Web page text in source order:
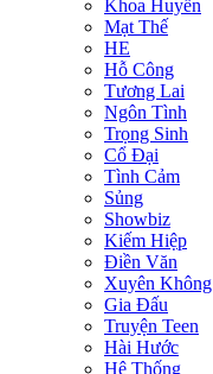
Khoa Huyễn
Mạt Thế
HE
Hỗ Công
Tương Lai
Ngôn Tình
Trọng Sinh
Cổ Đại
Tình Cảm
Sủng
Showbiz
Kiếm Hiệp
Điền Văn
Xuyên Không
Gia Đấu
Truyện Teen
Hài Hước
Hệ Thống